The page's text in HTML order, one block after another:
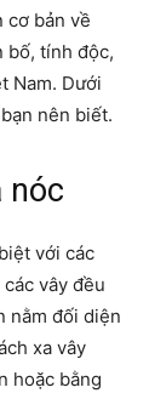
cơ bản về
bố, tính độc,
Nam. Dưới
nên biết.
nóc
với các
vây đều
nằm đối diện
xa vây
hoặc bằng